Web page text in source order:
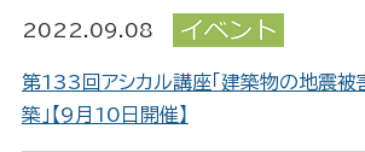
2022.09.08
第133回アシカル講座「建築物の地震被
築」【9月10日開催】